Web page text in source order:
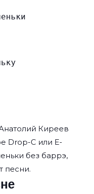
Киреев
Drop-C или E-
без баррэ,
песни.